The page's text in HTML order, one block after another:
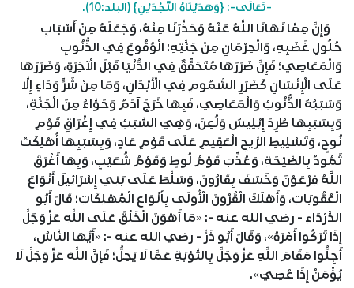
-تَعَالَى-: {وَهَدَيْنَاهُ النَّجْدَيْنِ} (البلد:10).
وَإِنَّ مِمَّا نَهَانَا اللَّهُ عَنْهُ وَحَذَّرَنَا مِنْهُ، وَجَعَلَهُ مِنْ أَسْبَابِ
حُلُولِ غَضَبِهِ، وَالْحِرْمَانِ مِنْ جَنَّتِهِ: الْوُقُوعَ فِي الذُّنُوبِ
وَالْمَعَاصِي؛ فَإِنَّ ضَرَرَهَا مُتَحَقِّقٌ فِي الدُّنْيَا قَبْلَ الْآخِرَةِ، وَضَرَرَهَا
عَلَى الْإِنْسَانِ كَضَرَرِ السُّمُومِ فِي الْأَبْدَانِ، وَمَا مِنْ شَرٍّ وَدَاءٍ إِلَّا
وَسَبَبُهُ الذُّنُوبُ وَالْمَعَاصِي، فَبِهَا خَرَجَ آدَمُ وَحَوَّاءُ مِنَ الْجَنَّةِ،
وَبِسَبَبِهَا طُرِدَ إِبْلِيسُ وَلُعِنَ، وَهِيَ السَّبَبُ فِي إِغْرَاقِ قَوْمِ
نُوحٍ، وَتَسْلِيطِ الرِّيحِ الْعَقِيمِ عَلَى قَوْمِ عَادٍ، وَبِسَبَبِهَا أُهْلِكَتْ
ثَمُودُ بِالصَّيْحَةِ، وَعُذِّبَ قَوْمُ لُوطٍ وَقَوْمُ شُعَيْبٍ، وَبِهَا أَغْرَقَ
اللَّهُ فِرْعَوْنَ وَخَسَفَ بِقَارُونَ، وَسَلَّطَ عَلَى بَنِي إِسْرَائِيلَ أَنْوَاعَ
الْعُقُوبَاتِ، وَأَهْلَكَ الْقُرُونَ الْأُولَى بِأَنْوَاعِ الْمُهْلِكَاتِ؛ قَالَ أَبُو
الدَّرْدَاءِ - رضي الله عنه -: «مَا أَهْوَنَ الْخَلْقَ عَلَى اللَّهِ عَزَّ وَجَلَّ
إِذَا تَرَكُوا أَمْرَهُ»، وَقَالَ أَبُو ذَرٍّ - رضي الله عنه -: «أَيُّهَا النَّاسُ،
أَجِلُّوا مَقَامَ اللَّهِ عَزَّ وَجَلَّ بِالتَّوْبَةِ عَمَّا لَا يَحِلُّ؛ فَإِنَّ اللَّهَ عَزَّ وَجَلَّ لَا
يُؤْمَنُ إِذَا عُصِيَ».